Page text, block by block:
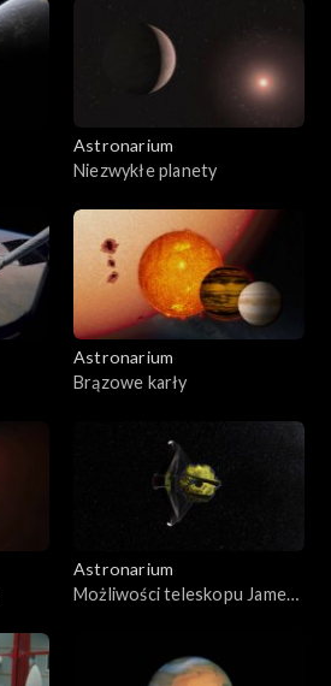
Astronarium
Niezwykłe planety
Astronarium
Brązowe karły
Astronarium
Możliwości teleskopu Jamesa